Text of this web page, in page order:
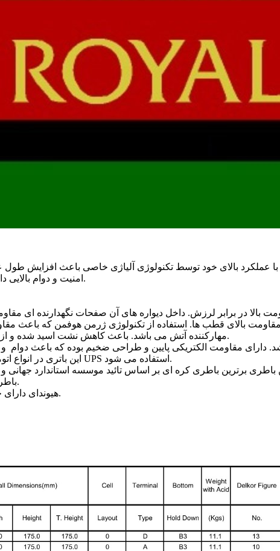
امنیت و دوام بالایی دارد و باعث کاهش مصرف آب توسط جداسازی اسید و هوا می شود.
مهارکننده آتش می باشد. باعث کاهش نشت اسید شده و از انفجارهای ناشی از جرقه های بیرونی می باشند، جلوگیری می کند.
این باتری در انواع اتومبیل ها ، ماشین های سنگین، ماشین های کشاورزی و دستگاه های UPS استفاده می شود.
باطری هیوندای بر روی خودروهای هیوندای و کیا موتورز نصب می شود.
هیوندای دارای حک برجسته که نشان دهنده اصل و کره ای بودن آن است می باشد.